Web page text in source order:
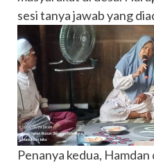
sesi tanya jawab yang
Penanya kedua,